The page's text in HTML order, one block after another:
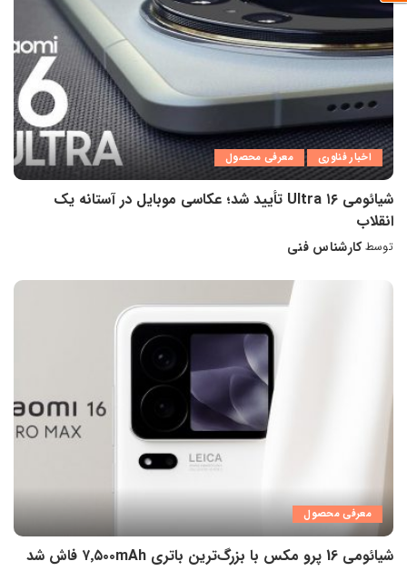
اخبار فناوری معرفی محصول
شیائومی ۱۶ Ultra تأیید شد؛ عکاسی موبایل در آستانه یک
انقلاب
ارسال
توسطکارشناس فنی
معرفی محصول
شیائومی 16 پرو مکس با بزرگ‌ترین باتری ۷٬۵۰۰mAh فاش شد